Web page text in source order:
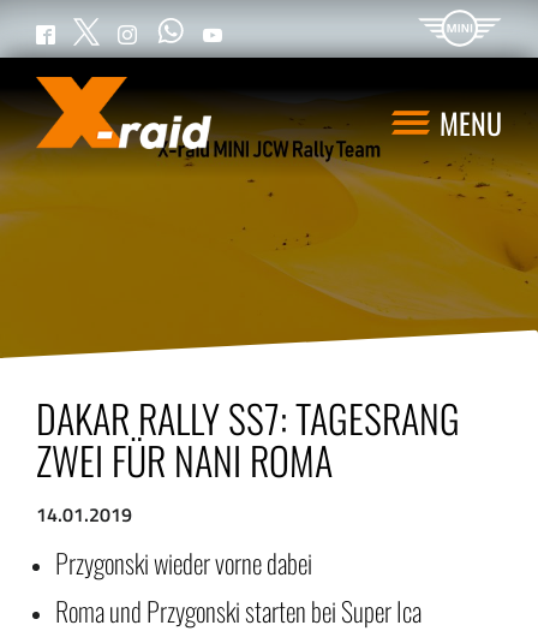
MENU
DAKAR RALLY SS7: TAGESRANG
ZWEI FÜR NANI ROMA
14.01.2019
Przygonski wieder vorne dabei
Roma und Przygonski starten bei Super Ica
Facebook
Twitter Instagram
WhatsAppYouTube